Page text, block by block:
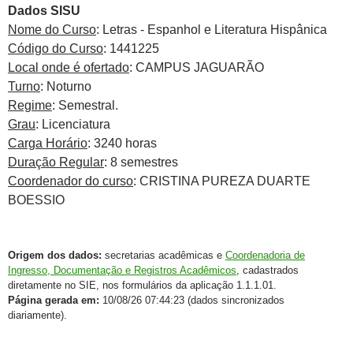
Dados SISU
Nome do Curso: Letras - Espanhol e Literatura Hispânica
Código do Curso: 1441225
Local onde é ofertado: CAMPUS JAGUARÃO
Turno: Noturno
Regime: Semestral.
Grau: Licenciatura
Carga Horário: 3240 horas
Duração Regular: 8 semestres
Coordenador do curso: CRISTINA PUREZA DUARTE
BOESSIO
Origem dos dados: secretarias acadêmicas e Coordenadoria de
Ingresso, Documentação e Registros Acadêmicos , cadastrados
diretamente no SIE, nos formulários da aplicação 1.1.1.01.
Página gerada em: 10/08/26 07:44:23 (dados sincronizados
diariamente).